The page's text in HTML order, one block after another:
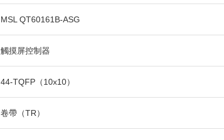
MSL QT60161B-ASG
觸摸屏控制器
44-TQFP（10x10）
卷帶（TR）